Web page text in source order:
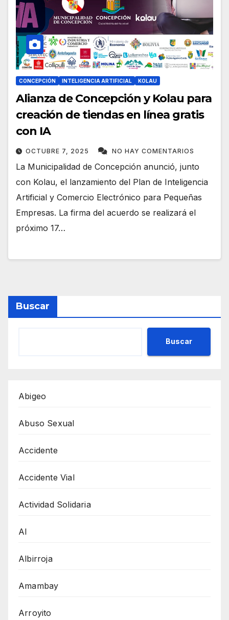
CONCEPCIÓN INTELIGENCIA ARTIFICIAL KOLAU
Alianza de Concepción y Kolau para
creación de tiendas en línea gratis
con IA
OCTUBRE 7, 2025 NO HAY COMENTARIOS
La Municipalidad de Concepción anunció, junto
con Kolau, el lanzamiento del Plan de Inteligencia
Artificial y Comercio Electrónico para Pequeñas
Empresas. La firma del acuerdo se realizará el
próximo 17…
Buscar
Buscar
Abigeo
Abuso Sexual
Accidente
Accidente Vial
Actividad Solidaria
AI
Albirroja
Amambay
Arroyito